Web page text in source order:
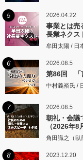
5 2026.04.22
事業とは売
長業ネクス
牟田太陽 / 日
6 2026.08.5
第86回 「
中村義裕氏 /
7 2026.08.5
朝礼・会議
（2026年8
角田識之（臥
8 2023.12.20